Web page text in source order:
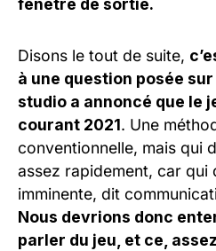
fenêtre de sortie.
Disons le tout de suite,
à une question posée
studio a annoncé que le
courant 2021. Une
conventionnelle, mais qui
assez rapidement, car qui
imminente, dit
Nous devrions donc
parler du jeu, et ce,